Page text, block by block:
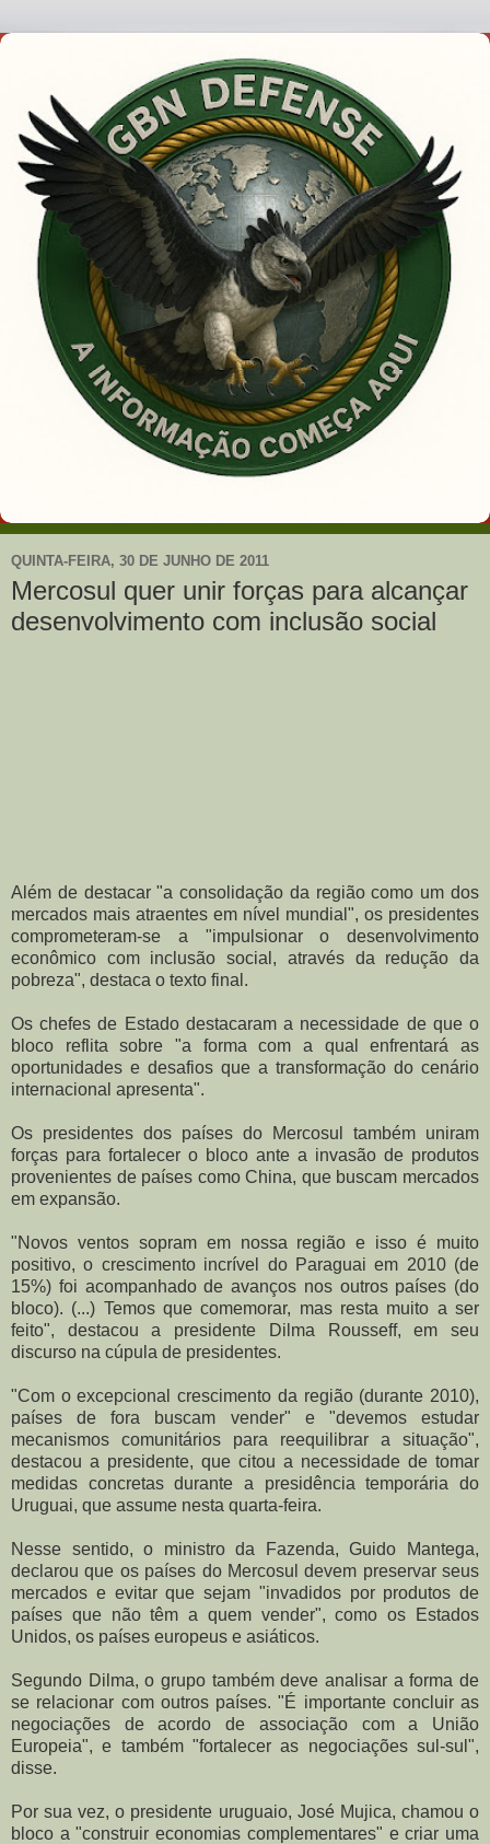
QUINTA-FEIRA, 30 DE JUNHO DE 2011
Mercosul quer unir forças para alcançar
desenvolvimento com inclusão social
Além de destacar "a consolidação da região como um dos
mercados mais atraentes em nível mundial", os presidentes
comprometeram-se a "impulsionar o desenvolvimento
econômico com inclusão social, através da redução da
pobreza", destaca o texto final.
Os chefes de Estado destacaram a necessidade de que o
bloco reflita sobre "a forma com a qual enfrentará as
oportunidades e desafios que a transformação do cenário
internacional apresenta".
Os presidentes dos países do Mercosul também uniram
forças para fortalecer o bloco ante a invasão de produtos
provenientes de países como China, que buscam mercados
em expansão.
"Novos ventos sopram em nossa região e isso é muito
positivo, o crescimento incrível do Paraguai em 2010 (de
15%) foi acompanhado de avanços nos outros países (do
bloco). (...) Temos que comemorar, mas resta muito a ser
feito", destacou a presidente Dilma Rousseff, em seu
discurso na cúpula de presidentes.
"Com o excepcional crescimento da região (durante 2010),
países de fora buscam vender" e "devemos estudar
mecanismos comunitários para reequilibrar a situação",
destacou a presidente, que citou a necessidade de tomar
medidas concretas durante a presidência temporária do
Uruguai, que assume nesta quarta-feira.
Nesse sentido, o ministro da Fazenda, Guido Mantega,
declarou que os países do Mercosul devem preservar seus
mercados e evitar que sejam "invadidos por produtos de
países que não têm a quem vender", como os Estados
Unidos, os países europeus e asiáticos.
Segundo Dilma, o grupo também deve analisar a forma de
se relacionar com outros países. "É importante concluir as
negociações de acordo de associação com a União
Europeia", e também "fortalecer as negociações sul-sul",
disse.
Por sua vez, o presidente uruguaio, José Mujica, chamou o
bloco a "construir economias complementares" e criar uma